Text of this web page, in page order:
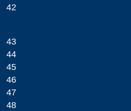
42
43
44
45
46
47
48